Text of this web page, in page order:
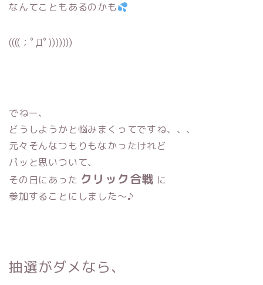
なんてこともあるのかも
((((；ﾟДﾟ)))))))
でねー、
どうしようかと悩みまくってですね、、、
元々そんなつもりもなかったけれど
パッと思いついて、
その日にあった クリック合戦 に
参加することにしました〜♪
抽選がダメなら、